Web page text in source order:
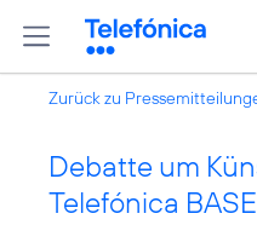
Zurück zu
Debatte um
Telefónica